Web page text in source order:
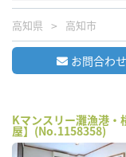
高知県 高知市
お問合わせ
Kマンスリー灘漁港・
屋】(No.1158358)